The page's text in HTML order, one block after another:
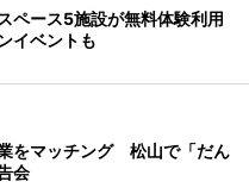
ペース5施設が無料体験利用
イベントも
をマッチング 松山で「だん
会